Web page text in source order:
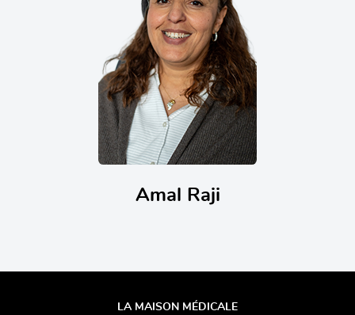
Amal Raji
LA MAISON MÉDICALE